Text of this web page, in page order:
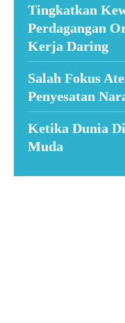
Tingkatkan
Perdagangan
Kerja Daring
Salah Fokus
Penyesatan
Ketika Dunia
Muda